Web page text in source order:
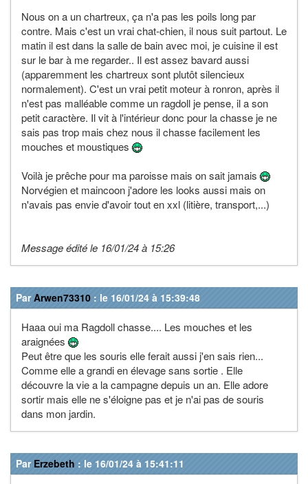
Nous on a un chartreux, ça n'a pas les poils long par
contre. Mais c'est un vrai chat-chien, il nous suit partout. Le
matin il est dans la salle de bain avec moi, je cuisine il est
sur le bar à me regarder.. Il est assez bavard aussi
(apparemment les chartreux sont plutôt silencieux
normalement). C'est un vrai petit moteur à ronron, après il
n'est pas malléable comme un ragdoll je pense, il a son
petit caractère. Il vit à l'intérieur donc pour la chasse je ne
sais pas trop mais chez nous il chasse facilement les
mouches et moustiques
Voilà je prêche pour ma paroisse mais on sait jamais
Norvégien et maincoon j'adore les looks aussi mais on
n'avais pas envie d'avoir tout en xxl (litière, transport,...)
Message édité le 16/01/24 à 15:26
ParArwen73310 : le 16/01/24 à 15:39:48
Haaa oui ma Ragdoll chasse.... Les mouches et les
araignées
Peut être que les souris elle ferait aussi j'en sais rien...
Comme elle a grandi en élevage sans sortie . Elle
découvre la vie a la campagne depuis un an. Elle adore
sortir mais elle ne s'éloigne pas et je n'ai pas de souris
dans mon jardin.
Par Erzebeth : le 16/01/24 à 15:41:11